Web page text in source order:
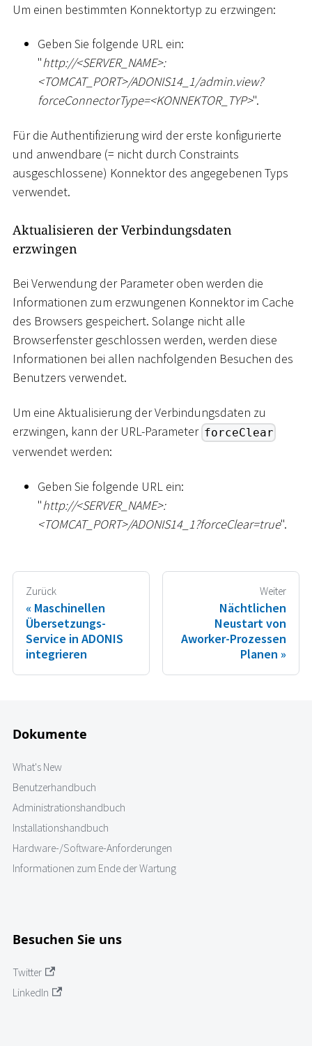
Um einen bestimmten Konnektortyp zu erzwingen:
Geben Sie folgende URL ein:
"http://<SERVER_NAME>:
<TOMCAT_PORT>/ADONIS14_1/admin.view?
forceConnectorType=<KONNEKTOR_TYP>".
Für die Authentifizierung wird der erste konfigurierte
und anwendbare (= nicht durch Constraints
ausgeschlossene) Konnektor des angegebenen Typs
verwendet.
Aktualisieren der Verbindungsdaten
erzwingen
Bei Verwendung der Parameter oben werden die
Informationen zum erzwungenen Konnektor im Cache
des Browsers gespeichert. Solange nicht alle
Browserfenster geschlossen werden, werden diese
Informationen bei allen nachfolgenden Besuchen des
Benutzers verwendet.
Um eine Aktualisierung der Verbindungsdaten zu
erzwingen, kann der URL-Parameter forceClear
verwendet werden:
Geben Sie folgende URL ein:
"http://<SERVER_NAME>:
<TOMCAT_PORT>/ADONIS14_1?forceClear=true".
Zurück
Maschinellen
Übersetzungs-
Service in ADONIS
integrieren
Weiter
Nächtlichen
Neustart von
Aworker-Prozessen
Planen
Dokumente
What's New
Benutzerhandbuch
Administrationshandbuch
Installationshandbuch
Hardware-/Software-Anforderungen
Informationen zum Ende der Wartung
Besuchen Sie uns
Twitter
LinkedIn